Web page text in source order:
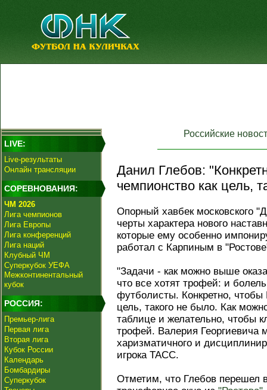
LIVE:
Live-результаты
Онлайн трансляции
СОРЕВНОВАНИЯ:
ЧМ 2026
Лига чемпионов
Лига Европы
Лига конференций
Лига наций
Клубный ЧМ
Суперкубок УЕФА
Межконтинентальный
кубок
РОССИЯ:
Премьер-лига
Первая лига
Вторая лига
Кубок России
Календарь
Бомбардиры
Суперкубок
Российские
Данил Глебов:
чемпионство как цель,
Опорный хавбек московского
черты характера нового
которые ему особенно
работал с Карпиным в
"Задачи - как можно выше
что все хотят трофей: и
футболисты. Конкретно, чтобы
цель, такого не было. Как
таблице и желательно, чтобы
трофей. Валерия Георгиевича
харизматичного и
игрока ТАСС.
Отметим, что Глебов перешел